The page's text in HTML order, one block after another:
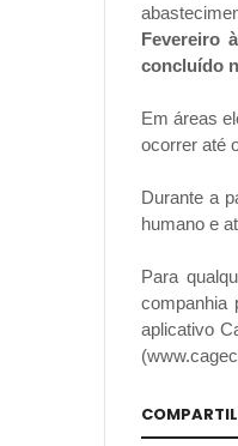
Fevereiro
concluído
Em áreas
ocorrer até
Durante a
humano e
Para
companhia
aplicativo